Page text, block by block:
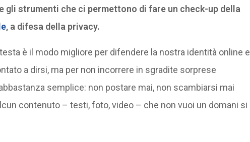
gli strumenti che ci permettono di fare un check-up della
, a difesa della privacy.
è il modo migliore per difendere la nostra identità online e
a dirsi, ma per non incorrere in sgradite sorprese
semplice: non postare mai, non scambiarsi mai
contenuto – testi, foto, video – che non vuoi un domani si